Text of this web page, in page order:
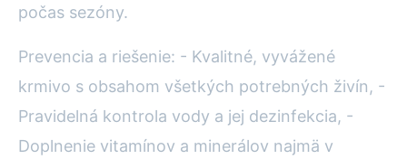
počas sezóny.
Prevencia a riešenie: - Kvalitné, vyvážené
krmivo s obsahom všetkých potrebných živín, -
Pravidelná kontrola vody a jej dezinfekcia, -
Doplnenie vitamínov a minerálov najmä v